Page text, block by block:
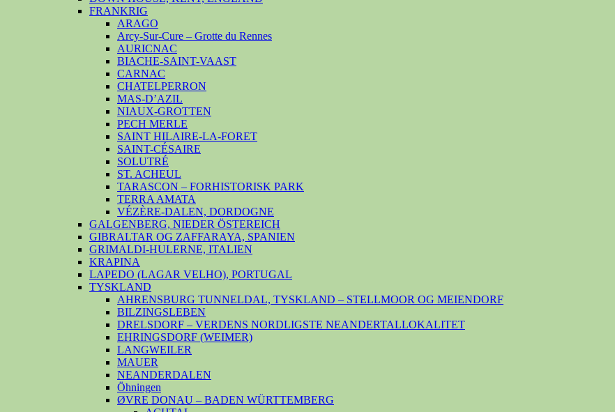
FRANKRIG
ARAGO
Arcy-Sur-Cure – Grotte du Rennes
AURICNAC
BIACHE-SAINT-VAAST
CARNAC
CHATELPERRON
MAS-D’AZIL
NIAUX-GROTTEN
PECH MERLE
SAINT HILAIRE-LA-FORET
SAINT-CÉSAIRE
SOLUTRÉ
ST. ACHEUL
TARASCON – FORHISTORISK PARK
TERRA AMATA
VÉZÈRE-DALEN, DORDOGNE
GALGENBERG, NIEDER ÖSTEREICH
GIBRALTAR OG ZAFFARAYA, SPANIEN
GRIMALDI-HULERNE, ITALIEN
KRAPINA
LAPEDO (LAGAR VELHO), PORTUGAL
TYSKLAND
AHRENSBURG TUNNELDAL, TYSKLAND – STELLMOOR OG MEIENDORF
BILZINGSLEBEN
DRELSDORF – VERDENS NORDLIGSTE NEANDERTALLOKALITET
EHRINGSDORF (WEIMER)
LANGWEILER
MAUER
NEANDERDALEN
Öhningen
ØVRE DONAU – BADEN WÜRTTEMBERG